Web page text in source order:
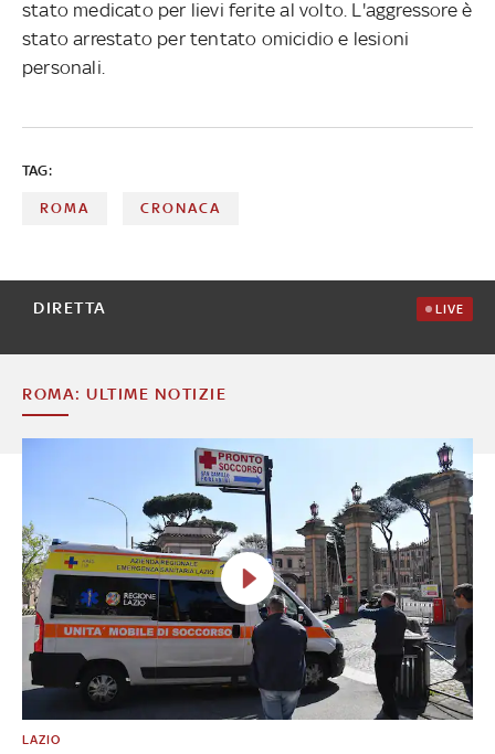
stato medicato per lievi ferite al volto. L'aggressore è
stato arrestato per tentato omicidio e lesioni
personali.
TAG:
ROMA CRONACA
DIRETTA LIVE
ROMA: ULTIME NOTIZIE
LAZIO